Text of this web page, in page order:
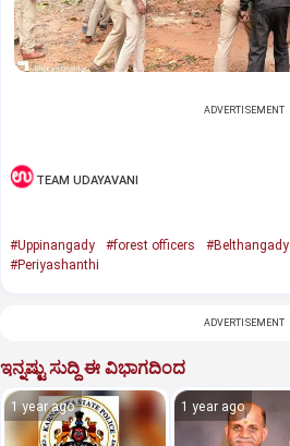
ADVERTISEMENT
TEAM UDAYAVANI
#Uppinangady #forest officers #Belthangady
#Periyashanthi
ADVERTISEMENT
ಇನ್ನಷ್ಟು ಸುದ್ದಿ ಈ ವಿಭಾಗದಿಂದ
1 year ago 1 year ago